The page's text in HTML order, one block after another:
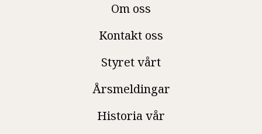
Om oss
Kontakt oss
Styret vårt
Årsmeldingar
Historia vår